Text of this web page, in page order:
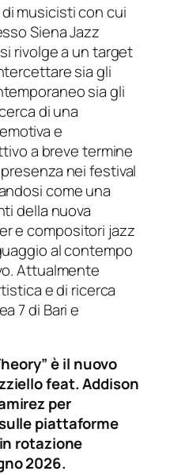
musicisti con cui
Siena Jazz
rivolge a un target
sia gli
sia gli
di una
e
a breve termine
nei festival
come una
della nuova
e compositori jazz
al contempo
Attualmente
e di ricerca
7 di Bari e
è il nuovo
feat. Addison
per
piattaforme
rotazione
2026.